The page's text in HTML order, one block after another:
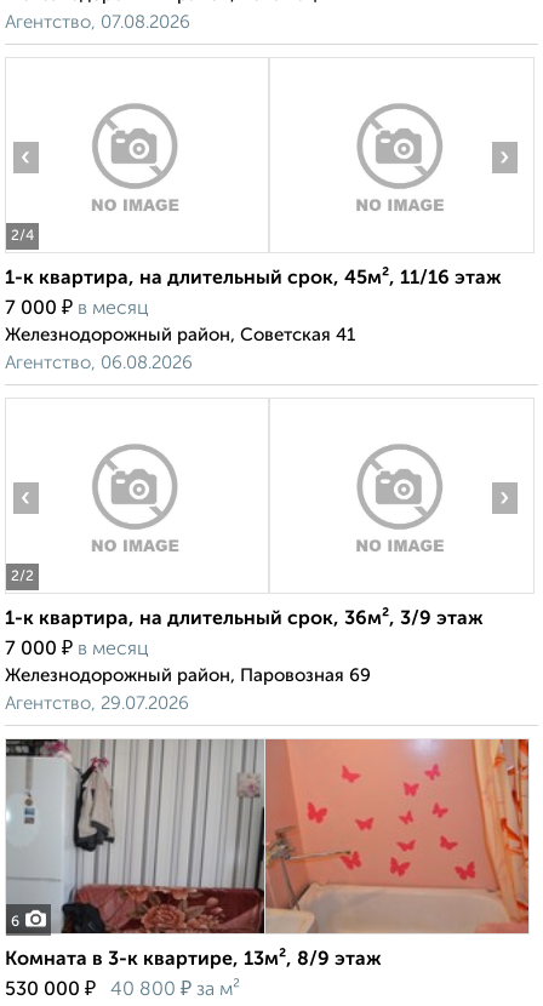
Агентство, 07.08.2026
2/4
‹ ›
1-к квартира, на длительный срок, 45м², 11/16 этаж
7 000 ₽ в месяц
Железнодорожный район, Советская 41
Агентство, 06.08.2026
2/2
‹ ›
1-к квартира, на длительный срок, 36м², 3/9 этаж
7 000 ₽ в месяц
Железнодорожный район, Паровозная 69
Агентство, 29.07.2026
6
Комната в 3-к квартире, 13м², 8/9 этаж
530 000 ₽ 40 800 ₽ за м²